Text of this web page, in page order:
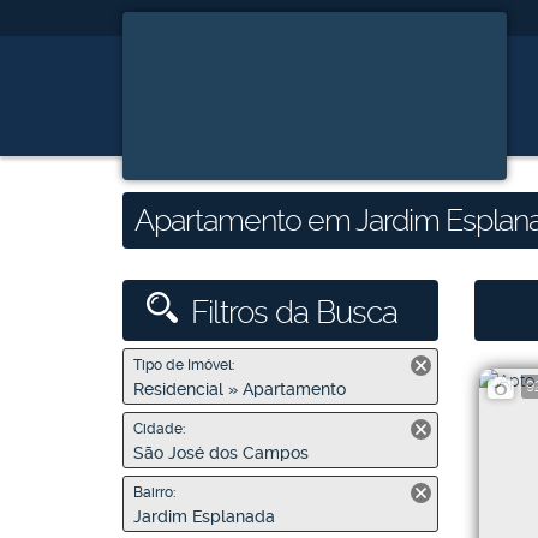
Apartamento em Jardim
Filtros da Busca
Tipo de Imóvel:
Residencial » Apartamento
Cidade:
São José dos Campos
Bairro:
Jardim Esplanada